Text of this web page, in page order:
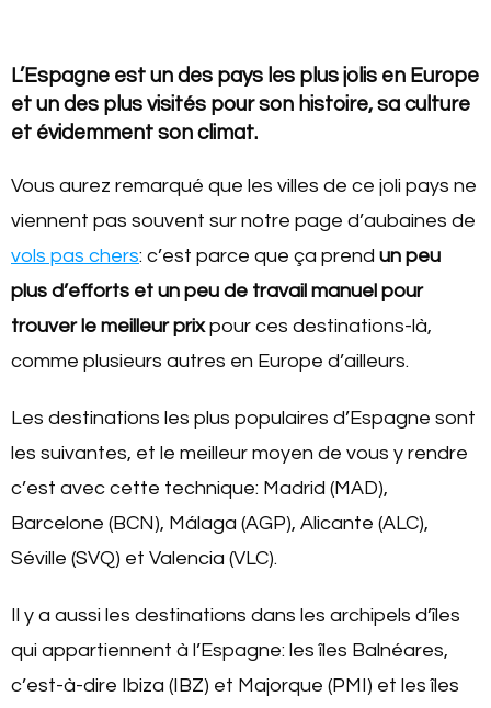
L’Espagne est un des pays les plus jolis en Europe
et un des plus visités pour son histoire, sa culture
et évidemment son climat.
Vous aurez remarqué que les villes de ce joli pays ne
viennent pas souvent sur notre page d’aubaines de
vols pas chers: c’est parce que ça prend un peu
plus d’efforts et un peu de travail manuel pour
trouver le meilleur prixpour ces destinations-là,
comme plusieurs autres en Europe d’ailleurs.
Les destinations les plus populaires d’Espagne sont
les suivantes, et le meilleur moyen de vous y rendre
c’est avec cette technique: Madrid (MAD),
Barcelone (BCN), Málaga (AGP), Alicante (ALC),
Séville (SVQ) et Valencia (VLC).
Il y a aussi les destinations dans les archipels d’îles
qui appartiennent à l’Espagne: les îles Balnéares,
c’est-à-dire Ibiza (IBZ) et Majorque (PMI) et les îles